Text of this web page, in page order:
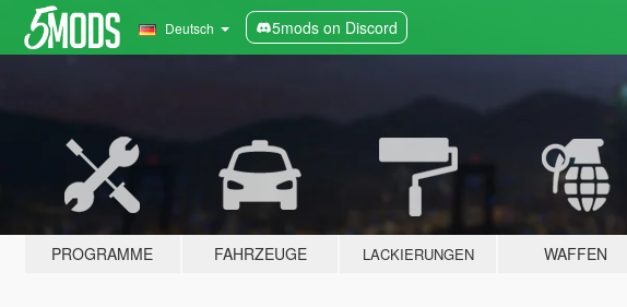
Deutsch 5mods on Discord
PROGRAMME FAHRZEUGE LACKIERUNGEN WAFFEN